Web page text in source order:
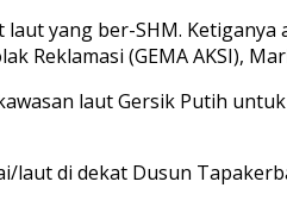
yang ber-SHM. Ketiganya
Reklamasi (GEMA AKSI),
laut Gersik Putih
di dekat Dusun